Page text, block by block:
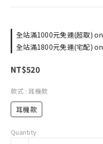
全站滿1000元免運(超取)
全站滿1800元免運(宅配)
NT$520
款式 : 耳機款
耳機款
Quantity